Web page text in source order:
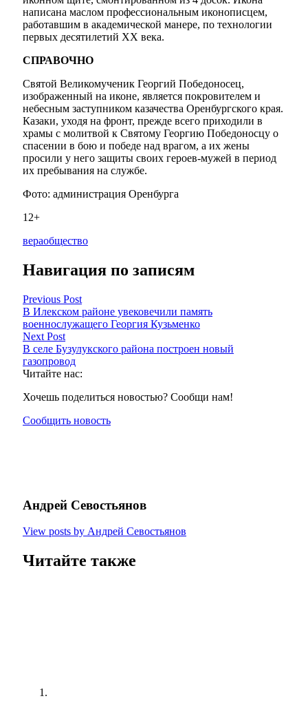
написана маслом профессиональным иконописцем,
работавшим в академической манере, по технологии
первых десятилетий XX века.
СПРАВОЧНО
Святой Великомученик Георгий Победоносец,
изображенный на иконе, является покровителем и
небесным заступником казачества Оренбургского края.
Казаки, уходя на фронт, прежде всего приходили в
храмы с молитвой к Святому Георгию Победоносцу о
спасении в бою и победе над врагом, а их жены
просили у него защиты своих героев-мужей в период
их пребывания на службе.
Фото: администрация Оренбурга
12+
вераобщество
Навигация по записям
Previous Post
В Илекском районе увековечили память
военнослужащего Георгия Кузьменко
Next Post
В селе Бузулукского района построен новый
газопровод
Читайте нас:
Хочешь поделиться новостью? Сообщи нам!
Сообщить новость
Андрей Севостьянов
View posts by Андрей Севостьянов
Читайте также